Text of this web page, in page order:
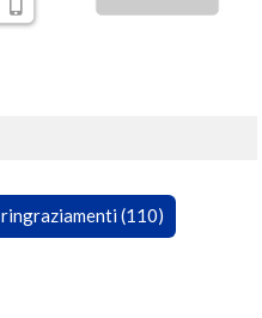
ringraziamenti (110)